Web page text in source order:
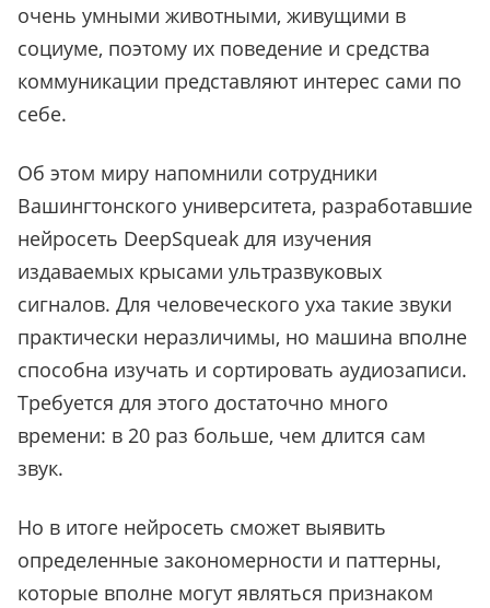
очень умными животными, живущими в
социуме, поэтому их поведение и средства
коммуникации представляют интерес сами по
себе.
Об этом миру напомнили сотрудники
Вашингтонского университета, разработавшие
нейросеть DeepSqueak для изучения
издаваемых крысами ультразвуковых
сигналов. Для человеческого уха такие звуки
практически неразличимы, но машина вполне
способна изучать и сортировать аудиозаписи.
Требуется для этого достаточно много
времени: в 20 раз больше, чем длится сам
звук.
Но в итоге нейросеть сможет выявить
определенные закономерности и паттерны,
которые вполне могут являться признаком